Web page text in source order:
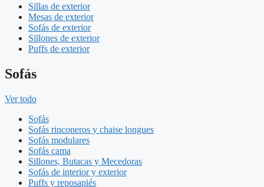
Sillas de exterior
Mesas de exterior
Sofás de exterior
Sillones de exterior
Puffs de exterior
Sofás
Ver todo
Sofás
Sofás rinconeros y chaise longues
Sofás modulares
Sofás cama
Sillones, Butacas y Mecedoras
Sofás de interior y exterior
Puffs y reposapiés